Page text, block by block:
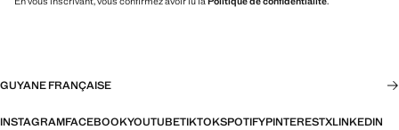
GUYANE FRANÇAISE
INSTAGRAMFACEBOOKYOUTUBETIKTOKSPOTIFYPINTERESTXLINKEDIN